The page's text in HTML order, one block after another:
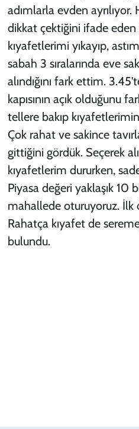
adımlarla evden ayrılıyor.
dikkat çektiğini ifade eden
kıyafetlerimi yıkayıp,
sabah 3 sıralarında eve
alındığını fark ettim.
kapısının açık olduğunu
tellere bakıp
Çok rahat ve sakince
gittiğini gördük. Seçerek
kıyafetlerim dururken,
Piyasa değeri yaklaşık 10
mahallede oturuyoruz. İlk
Rahatça kıyafet de
bulundu.